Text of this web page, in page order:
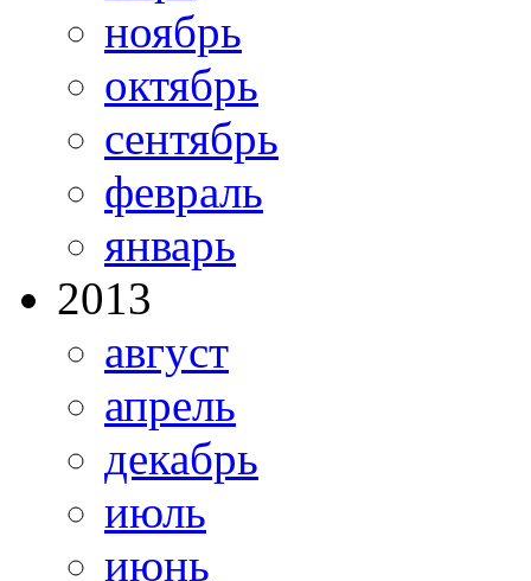
ноябрь
октябрь
сентябрь
февраль
январь
2013
август
апрель
декабрь
июль
июнь